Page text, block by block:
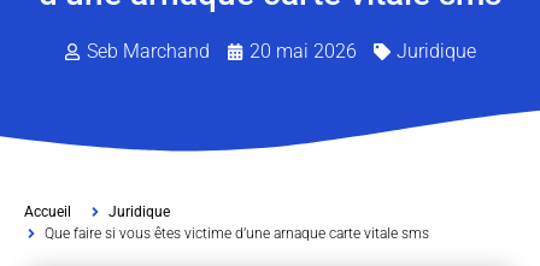
Seb Marchand 20 mai 2026 Juridique
Accueil
Juridique
Que faire si vous êtes victime d’une arnaque carte vitale sms